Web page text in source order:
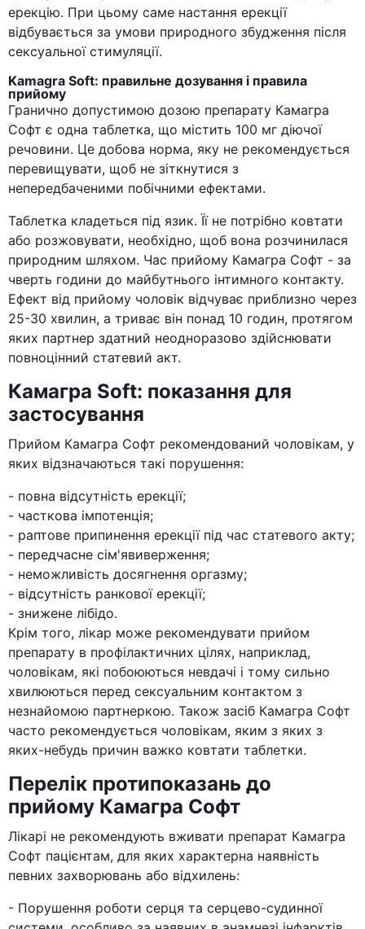
ерекцію. При цьому саме настання ерекції
відбувається за умови природного збудження після
сексуальної стимуляції.
Kamagra Soft: правильне дозування і правила
прийому
Гранично допустимою дозою препарату Камагра
Софт є одна таблетка, що містить 100 мг діючої
речовини. Це добова норма, яку не рекомендується
перевищувати, щоб не зіткнутися з
непередбаченими побічними ефектами.
Таблетка кладеться під язик. Її не потрібно ковтати
або розжовувати, необхідно, щоб вона розчинилася
природним шляхом. Час прийому Камагра Софт - за
чверть години до майбутнього інтимного контакту.
Ефект від прийому чоловік відчуває приблизно через
25-30 хвилин, а триває він понад 10 годин, протягом
яких партнер здатний неодноразово здійснювати
повноцінний статевий акт.
Камагра Soft: показання для
застосування
Прийом Камагра Софт рекомендований чоловікам, у
яких відзначаються такі порушення:
- повна відсутність ерекції;
- часткова імпотенція;
- раптове припинення ерекції під час статевого акту;
- передчасне сім'явиверження;
- неможливість досягнення оргазму;
- відсутність ранкової ерекції;
- знижене лібідо.
Крім того, лікар може рекомендувати прийом
препарату в профілактичних цілях, наприклад,
чоловікам, які побоюються невдачі і тому сильно
хвилюються перед сексуальним контактом з
незнайомою партнеркою. Також засіб Камагра Софт
часто рекомендується чоловікам, яким з яких з
яких-небудь причин важко ковтати таблетки.
Перелік протипоказань до
прийому Камагра Софт
Лікарі не рекомендують вживати препарат Камагра
Софт пацієнтам, для яких характерна наявність
певних захворювань або відхилень:
- Порушення роботи серця та серцево-судинної